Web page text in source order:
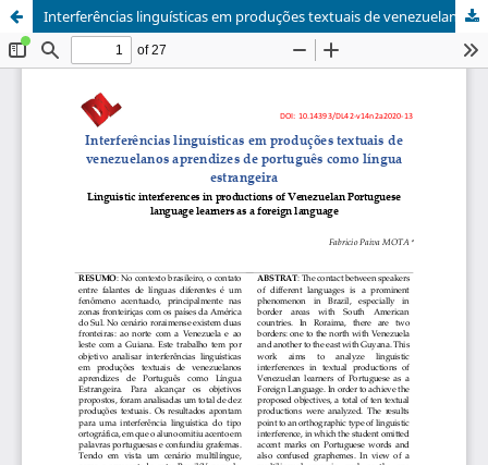
Interferências linguísticas em produções textuais de venezuelanos aprendizes de português como língua estrangeira